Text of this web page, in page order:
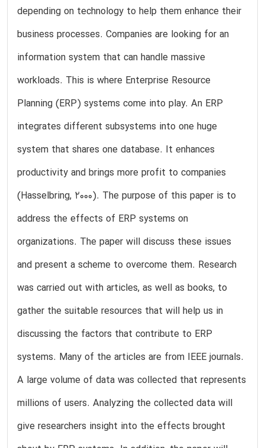
depending on technology to help them enhance their
business processes. Companies are looking for an
information system that can handle massive
workloads. This is where Enterprise Resource
Planning (ERP) systems come into play. An ERP
integrates different subsystems into one huge
system that shares one database. It enhances
productivity and brings more profit to companies
(Hasselbring, 2000). The purpose of this paper is to
address the effects of ERP systems on
organizations. The paper will discuss these issues
and present a scheme to overcome them. Research
was carried out with articles, as well as books, to
gather the suitable resources that will help us in
discussing the factors that contribute to ERP
systems. Many of the articles are from IEEE journals.
A large volume of data was collected that represents
millions of users. Analyzing the collected data will
give researchers insight into the effects brought